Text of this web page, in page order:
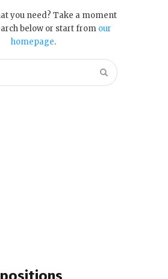
you need? Take a moment
below or start from our
homepage.